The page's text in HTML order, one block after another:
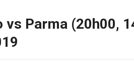
vs Parma (20h00,